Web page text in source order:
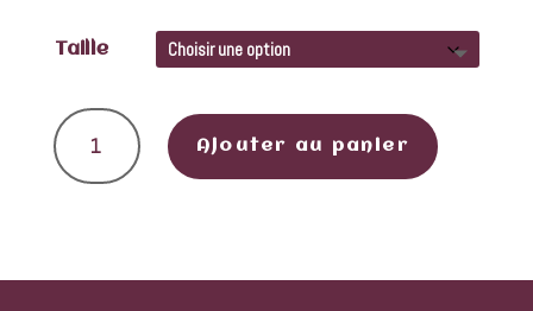
Taille
quantité de Cœurs en chocolat au lait
Ajouter au panier